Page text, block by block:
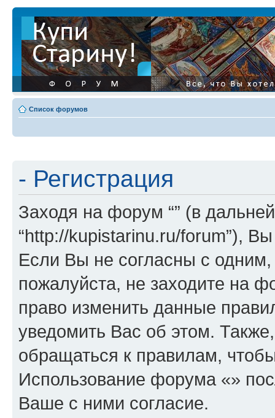
Список форумов
- Регистрация
Заходя на форум “” (в
“http://kupistarinu.ru/forum”),
Если Вы не согласны с
пожалуйста, не заходите на
право изменить данные
уведомить Вас об этом.
обращаться к правилам,
Использование форума «»
Ваше с ними согласие.